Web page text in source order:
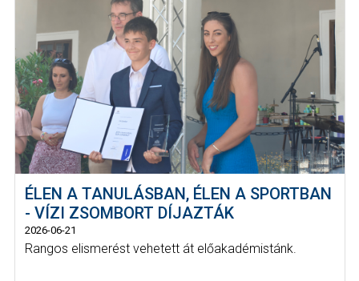
ÉLEN A TANULÁSBAN, ÉLEN A SPORTBAN
- VÍZI ZSOMBORT DÍJAZTÁK
2026-06-21
Rangos elismerést vehetett át előakadémistánk.